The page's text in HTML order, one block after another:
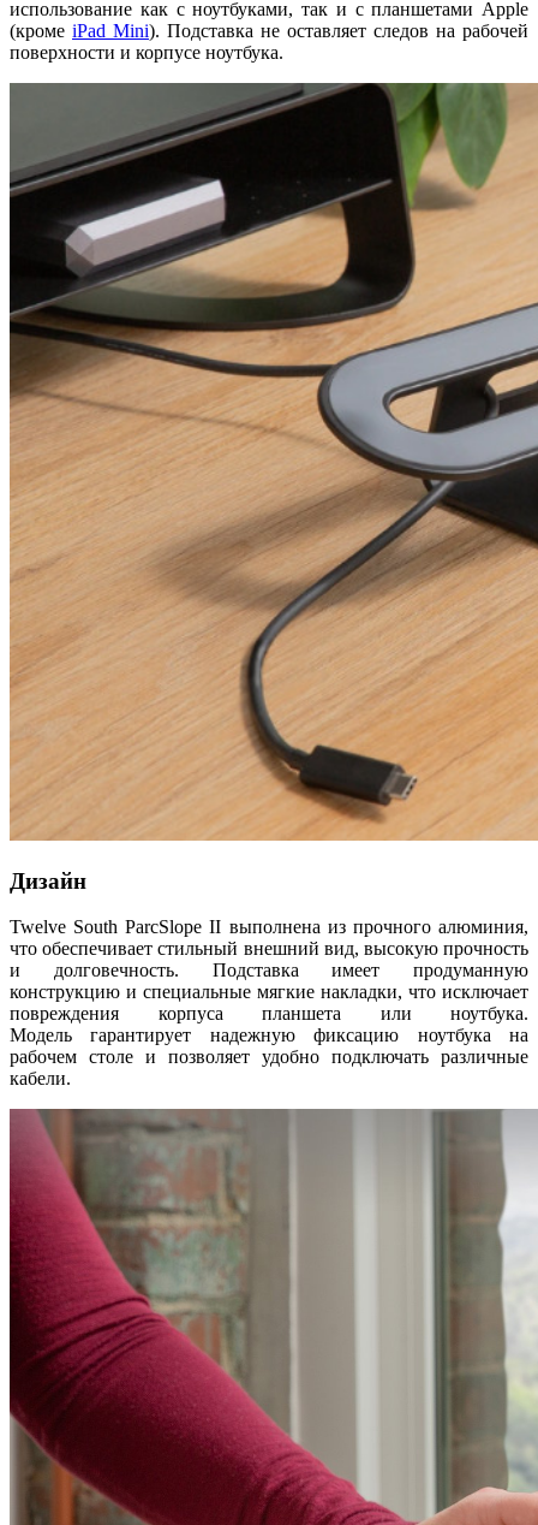
использование как с ноутбуками, так и с планшетами Apple
(кроме iPad Mini). Подставка не оставляет следов на рабочей
поверхности и корпусе ноутбука.
Дизайн
Twelve South ParcSlope II выполнена из прочного алюминия,
что обеспечивает стильный внешний вид, высокую прочность
и долговечность. Подставка имеет продуманную
конструкцию и специальные мягкие накладки, что исключает
повреждения корпуса планшета или ноутбука.
Модель гарантирует надежную фиксацию ноутбука на
рабочем столе и позволяет удобно подключать различные
кабели.